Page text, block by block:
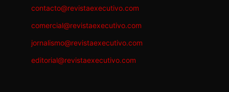
contacto@revistaexecutivo.com
comercial@revistaexecutivo.com
jornalismo@revistaexecutivo.com
editorial@revistaexecutivo.com